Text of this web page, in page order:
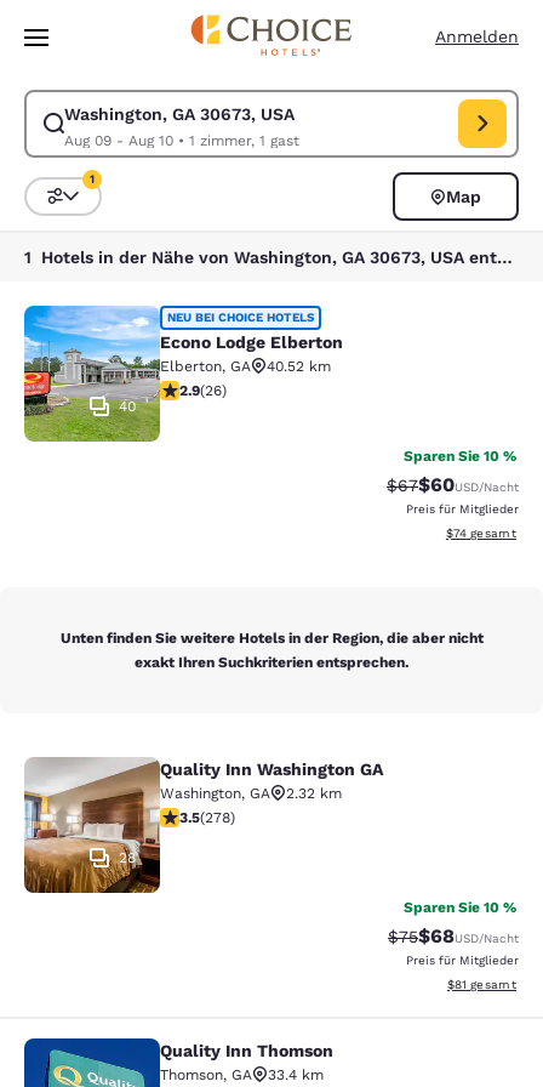
Weiter Zu Hauptinhalt
Anmelden
Washington, GA 30673, USA
Aug 09 - Aug 10• 1 zimmer, 1 gast
Suche für Washington, GA 30673, USA ändern. Check-in-Datum Aug
Sortieren und Filtern,
1
Map
1 Hotels in der Nähe von Washington, GA 30673, USA entsprechen Ihren Filtern
Econo Lodge Elberton
40
NEU BEI CHOICE HOTELS
Econo Lodge Elberton
Elberton, GA
40.52 km
2.88-Sterne-Bewertung. Mittelmäßig. 26 Bewertungen
2.9(26)
Sparen Sie 10 %
$67Vergünstigter
$60USD/Nacht
Preis für Mitglieder
Geschätzte
$74 gesamt
Unten finden Sie weitere Hotels in der Region, die aber nicht
exakt Ihren Suchkriterien entsprechen.
Quality Inn Washington GA
28
Quality Inn Washington GA
Washington, GA
2.32 km
3.48-Sterne-Bewertung. Gut. 278 Bewertungen
3.5(278)
Sparen Sie 10 %
$75Vergünstigter
$68USD/Nacht
Preis für Mitglieder
Geschätzte
$81 gesamt
Quality Inn Thomson
Quality Inn Thomson
Thomson, GA
33.4 km